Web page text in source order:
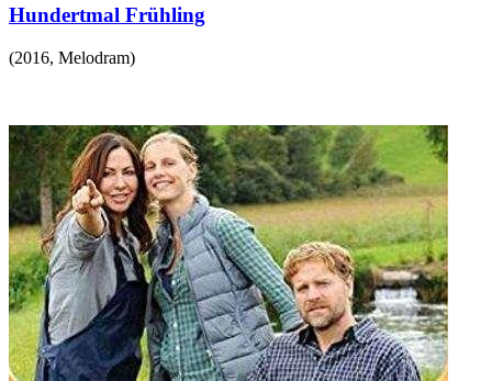
Hundertmal Frühling
(2016, Melodram)